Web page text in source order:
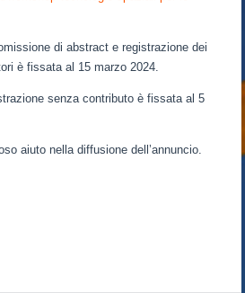
di abstract e registrazione dei
è fissata al 15 marzo 2024.
senza contributo è fissata al 5
aiuto nella diffusione dell’annuncio.